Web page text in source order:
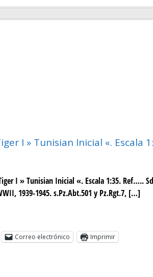
I » Tunisian Inicial «. Escala
I » Tunisian Inicial «. Escala 1:35. Ref…..
1939-1945. s.Pz.Abt.501 y Pz.Rgt.7, […]
Correo electrónico Imprimir